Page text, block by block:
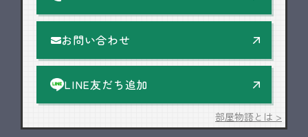
お問い合わせ
LINE友だち追加
部屋物語とは >